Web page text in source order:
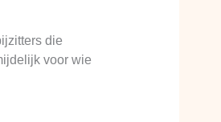
die
voor wie